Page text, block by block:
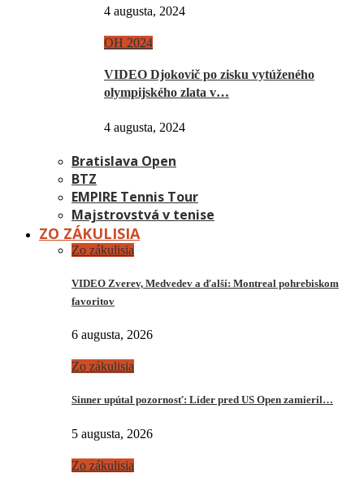
4 augusta, 2024
OH 2024
VIDEO Djokovič po zisku vytúženého
olympijského zlata v…
4 augusta, 2024
Bratislava Open
BTZ
EMPIRE Tennis Tour
Majstrovstvá v tenise
ZO ZÁKULISIA
Zo zákulisia
VIDEO Zverev, Medvedev a ďalší: Montreal pohrebiskom
favoritov
6 augusta, 2026
Zo zákulisia
Sinner upútal pozornosť: Líder pred US Open zamieril…
5 augusta, 2026
Zo zákulisia